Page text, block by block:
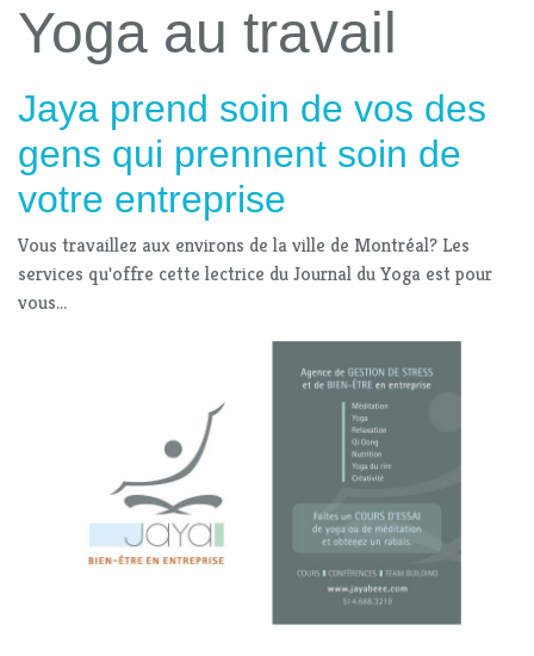
Yoga au travail
Jaya prend soin de vos des
gens qui prennent soin de
votre entreprise
Vous travaillez aux environs de la ville de Montréal? Les
services qu'offre cette lectrice du Journal du Yoga est pour
vous...